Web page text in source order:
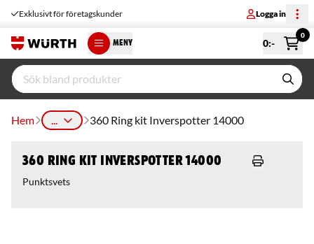
Exklusivt för företagskunder Logga in
MENY 0:-
0
Hem ... 360 Ring kit Inverspotter 14000
360 Ring kit Inverspotter 14000
Punktsvets